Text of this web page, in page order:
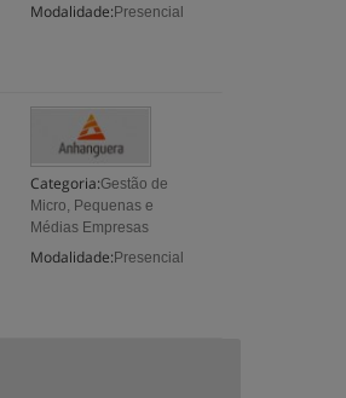
Modalidade: Presencial
Categoria:Gestão de
Micro, Pequenas e
Médias Empresas
Modalidade: Presencial